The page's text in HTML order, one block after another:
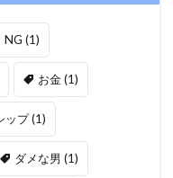
NG (1)
お金(1)
ップ(1)
ダメな男 (1)